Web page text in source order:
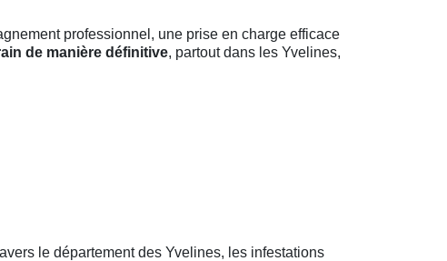
professionnel, une prise en charge efficace
de manière définitive, partout dans les Yvelines,
le département des Yvelines, les infestations